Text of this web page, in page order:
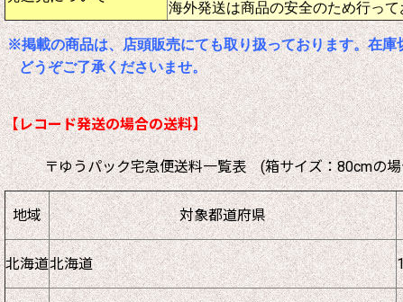
海外発送は商品の安全のため行って
※掲載の商品は、店頭販売にても取り扱っております。在庫
どうぞご了承くださいませ。
【レコード発送の場合の送料】
〒ゆうパック宅急便送料一覧表 (箱サイズ：80cmの場
地域 対象都道府県
北海道北海道